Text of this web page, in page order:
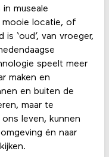
museale
mooie locatie, of
‘oud’, van vroeger,
speelt meer
maken en
en buiten de
maar te
leven, kunnen
én naar